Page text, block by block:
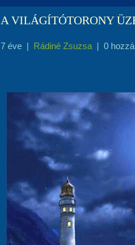
A VILÁGÍTÓTORONY
7 éve | Rádiné Zsuzsa | 0